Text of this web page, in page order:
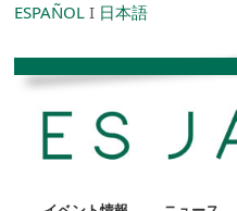
ESPAÑOL I 日本語